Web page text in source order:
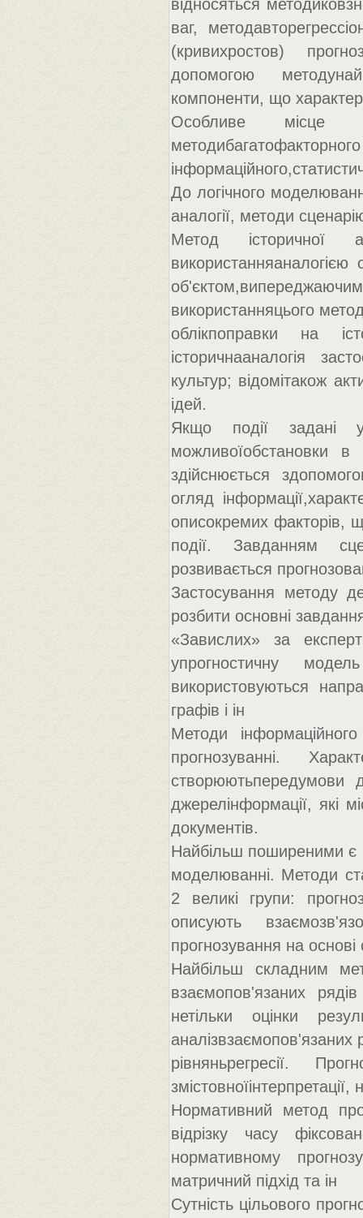
відносяться
ваг,
(кривихростов)
допомогою
компоненти, що
Особливе місце
До логічного
аналогії, методи
Метод історичної
використанняцього
облікпоправки на
історичнааналогія
культур; відомітакож
ідей.
Якщо події задані
можливоїобстановки
здійснюється
огляд
описокремих факторів,
події. Завданням
розвивається
Застосування методу
розбити основні
«Завислих» за
упрогностичну
використовуються
графів і ін
Методи
прогнозуванні.
створюютьпередумови
джерелінформації, які
документів.
Найбільш поширеними є
моделюванні. Методи
2 великі групи:
описують
прогнозування на
Найбільш складним
взаємопов'язаних
нетільки оцінки
рівняньрегресії.
Нормативний метод
відрізку часу
нормативному
матричний підхід та ін
Сутність цільового